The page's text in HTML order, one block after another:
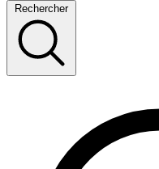
Rechercher